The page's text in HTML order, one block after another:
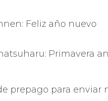
Feliz año nuevo
Primavera
prepago para